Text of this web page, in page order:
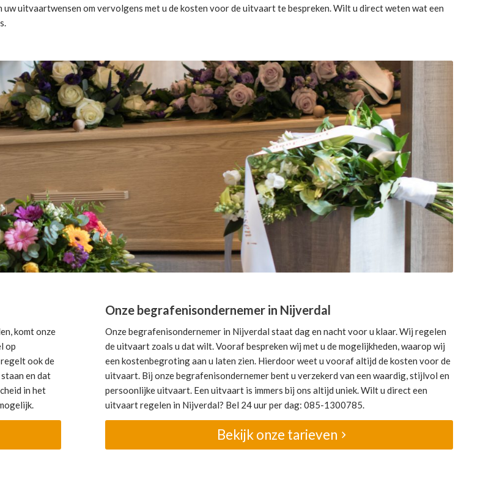
uw uitvaartwensen om vervolgens met u de kosten voor de uitvaart te bespreken. Wilt u direct weten wat een
komt onze
op
ook de
en dat
in het
Onze begrafenisondernemer in Nijverdal
Onze begrafenisondernemer in Nijverdal staat dag en nacht voor u klaar. Wij regelen
de uitvaart zoals u dat wilt. Vooraf bespreken wij met u de mogelijkheden, waarop wij
een kostenbegroting aan u laten zien. Hierdoor weet u vooraf altijd de kosten voor de
uitvaart. Bij onze begrafenisondernemer bent u verzekerd van een waardig, stijlvol en
persoonlijke uitvaart. Een uitvaart is immers bij ons altijd uniek. Wilt u direct een
uitvaart regelen in Nijverdal? Bel 24 uur per dag: 085-1300785.
Bekijk onze tarieven